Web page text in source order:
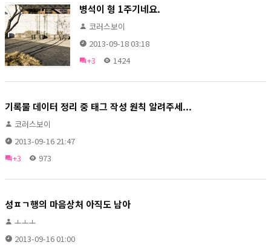
병석이 형 1주기네요.
코러스보이
2013-09-18 03:18
+3
1424
기록물 데이터 정리 중 태그 작성 원칙 알려주세...
코러스보이
2013-09-16 21:47
+3
973
성ㅍㄱ행의 마음상처 아직도 남아
ㅗㅗㅗ
2013-09-16 01:00